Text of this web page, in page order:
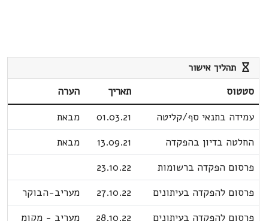
תהליך אישור
סטטוס תאריך
הערה
עמידה בתנאי סף/קליטה
01.03.21
מבאת
החלטה בדיון בהפקדה
13.09.21
מבאת
פרסום הפקדה ברשומות
23.10.22
פרסום להפקדה בעיתונים
27.10.22
מעריב-הבוקר
פרסום להפקדה בעיתונים
28.10.22
מעריב - מקומ